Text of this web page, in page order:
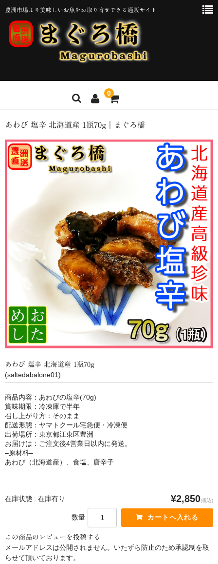
豊洲市場より美味しいお魚をお取り寄せできる通販サイト
0
ホーム
メンバー
カート
【お取扱い・保存・解凍方法について】
あわび 塩辛 北海道産 1瓶70g｜まぐろ橋
あわび 塩辛 北海道産 1瓶70g
(saltedabalone01)
商品内容：あわびの塩辛(70g)
賞味期限：冷凍庫で半年
召し上がり方：そのまま
配送形態：ヤマトクール宅急便・冷凍便
出荷場所：東京都江東区豊洲
お届けは：ご注文後4営業日以内に発送。
–原材料–
あわび（北海道産）、食塩、唐辛子
在庫状態 : 在庫有り ¥2,850(税込)
数量
この商品のレビューを投稿する
メールアドレスは公開されません。いたずら防止のため承認制を取
らせて頂いております。